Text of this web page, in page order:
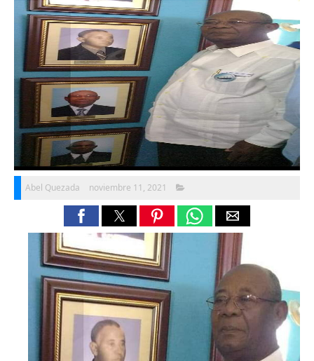
Abel Quezada noviembre 11, 2021